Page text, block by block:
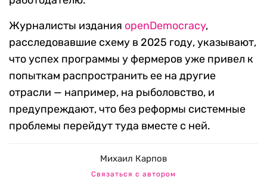
Журналисты издания openDemocracy,
расследовавшие схему в 2025 году, указывают,
что успех программы у фермеров уже привел к
попыткам распространить ее на другие
отрасли — например, на рыболовство, и
предупреждают, что без реформы системные
проблемы перейдут туда вместе с ней.
Михаил Карпов
Связаться с автором